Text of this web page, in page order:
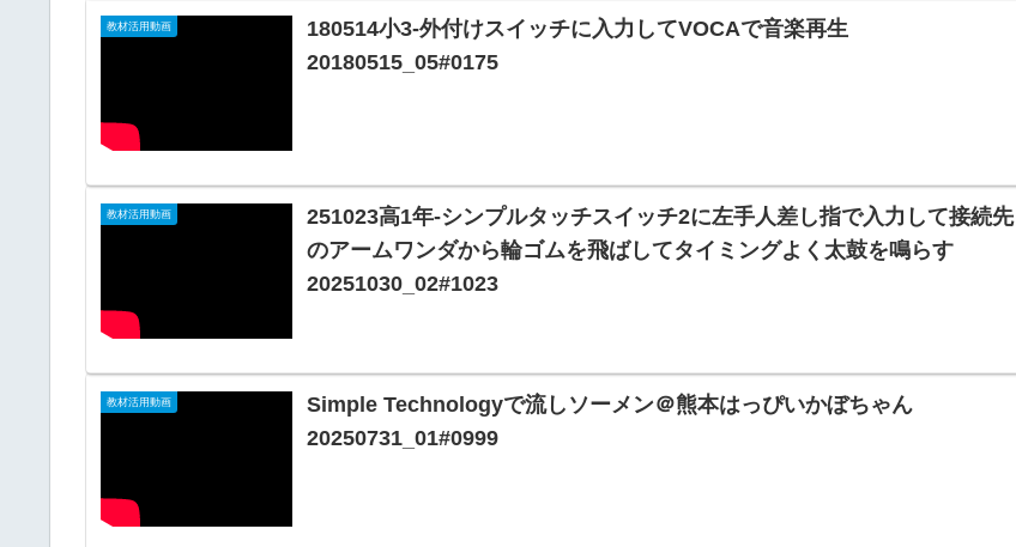
教材活用動画
180514小3-外付けスイッチに入力してVOCAで音楽再生
20180515_05#0175
教材活用動画
251023高1年-シンプルタッチスイッチ2に左手人差し指で入力して接続先
のアームワンダから輪ゴムを飛ばしてタイミングよく太鼓を鳴らす
20251030_02#1023
教材活用動画
Simple Technologyで流しソーメン＠熊本はっぴいかぼちゃん
20250731_01#0999